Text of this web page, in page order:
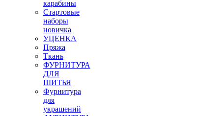
карабины
Стартовые
наборы
новичка
УЦЕНКА
Пряжа
Ткань
ФУРНИТУРА
ДЛЯ
ШИТЬЯ
Фурнитура
для
украшений